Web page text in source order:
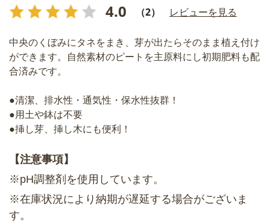
4.0 （2） レビューを見る
中央のくぼみにタネをまき、芽が出たらそのまま植え付け
ができます。自然素材のピートを主原料にし初期肥料も配
合済みです。
●清潔、排水性・通気性・保水性抜群！
●用土や鉢は不要
●挿し芽、挿し木にも便利！
【注意事項】
※pH調整剤を使用しています。
※在庫状況により納期が遅延する場合がございま
す。